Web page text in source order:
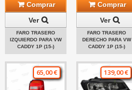
Comprar
Ver
FARO TRASERO
IZQUIERDO PARA VW
CADDY 1P (15-)
Comprar
Ver
FARO TRASERO
DERECHO PARA VW
CADDY 1P (15-)
65,00 € 139,00 €